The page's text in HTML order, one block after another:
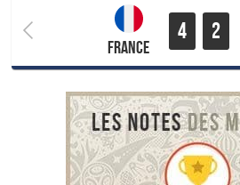
France
4 2